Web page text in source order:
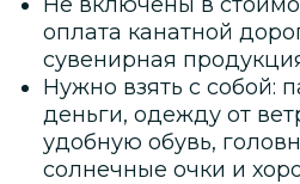
оплата канатной
сувенирная
Нужно взять с собой:
деньги, одежду от
удобную обувь,
солнечные очки и